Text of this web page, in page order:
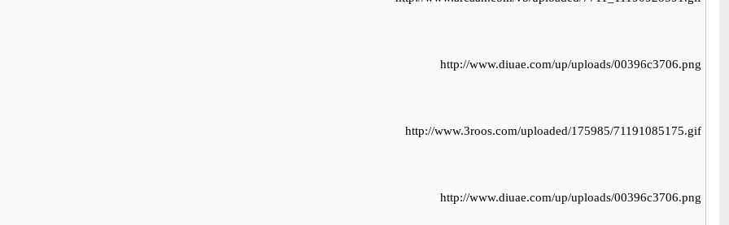
http://www.diuae.com/up/uploads/00396c3706.png
http://www.3roos.com/uploaded/175985/71191085175.gif
http://www.diuae.com/up/uploads/00396c3706.png